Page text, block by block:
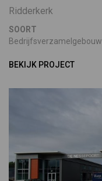
Ridderkerk
SOORT
Bedrijfsverzamelgebouw
BEKIJK PROJECT